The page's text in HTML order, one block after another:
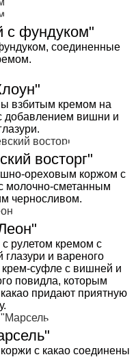
с фундуком"
соединенные
взбитым кремом на
добавлением вишни и
восторг"
ореховым коржом с
молочно-сметанным
черносливом.
рулетом кремом с
и вареного
суфле с вишней и
повидла, которым
придают приятную
с какао соединены